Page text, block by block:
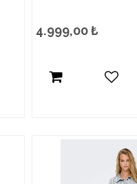
4.999,00₺